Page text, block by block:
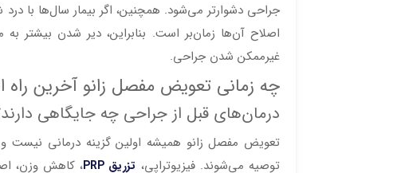
جراحی دشوارتر می‌شود. همچنین، اگر بیمار سال‌ها با
اصلاح آن‌ها زمان‌بر است. بنابراین، دیر شدن بیشتر
غیرممکن شدن جراحی.
چه زمانی تعویض مفصل زانو آخرین
درمان‌های قبل از جراحی چه جایگاهی
تعویض مفصل زانو همیشه اولین گزینه درمانی نیست و
توصیه می‌شوند. فیزیوتراپی، تزریق PRP
، کاهش وزن،